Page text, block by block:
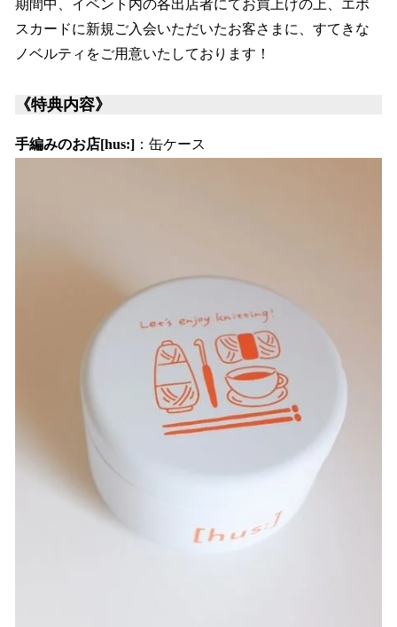
期間中、イベント内の各出店者にてお買上げの上、エポ
スカードに新規ご入会いただいたお客さまに、すてきな
ノベルティをご用意いたしております！
《特典内容》
手編みのお店[hus:] ：缶ケース